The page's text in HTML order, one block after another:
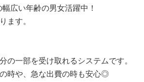
広い年齢の男女活躍中！
ます。
の一部を受け取れるシステムです。
時や、急な出費の時も安心◎